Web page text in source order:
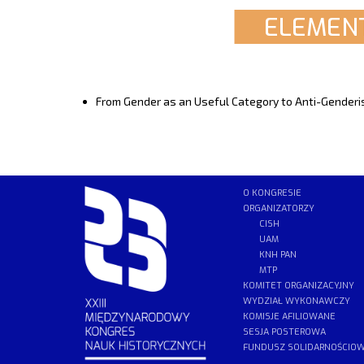
From Gender as an Useful Category to Anti-
O KONGRESIE
ORGANIZATORZY
CISH
UAM
KNH PAN
MTP
KOMITET ORGANIZACYJNY
WYDZIAŁ WYKONAWCZY
KOMISJE AFILIOWANE
SESJA POSTEROWA
FUNDUSZ